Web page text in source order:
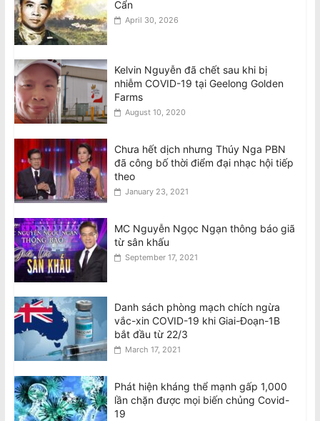
Cẩn
April 30, 2026
Kelvin Nguyễn đã chết sau khi bị
nhiễm COVID-19 tại Geelong Golden
Farms
August 10, 2020
Chưa hết dịch nhưng Thúy Nga PBN
đã công bố thời điểm đại nhạc hội tiếp
theo
January 23, 2021
MC Nguyễn Ngọc Ngạn thông báo giã
từ sân khấu
September 17, 2021
Danh sách phòng mạch chích ngừa
vắc-xin COVID-19 khi Giai-Đoạn-1B
bắt đầu từ 22/3
March 17, 2021
Phát hiện kháng thể mạnh gấp 1,000
lần chặn được mọi biến chủng Covid-
19